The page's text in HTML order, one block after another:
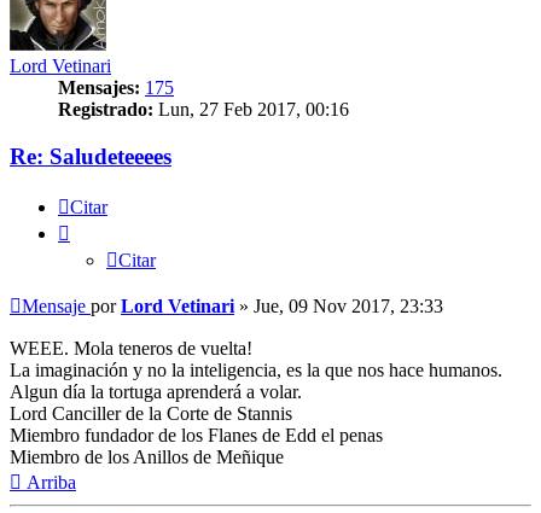
Lord Vetinari
Mensajes: 175
Registrado: Lun, 27 Feb 2017, 00:16
Re: Saludeteeees
Citar
Citar
Mensaje porLord Vetinari » Jue, 09 Nov 2017, 23:33
WEEE. Mola teneros de vuelta!
La imaginación y no la inteligencia, es la que nos hace humanos.
Algun día la tortuga aprenderá a volar.
Lord Canciller de la Corte de Stannis
Miembro fundador de los Flanes de Edd el penas
Miembro de los Anillos de Meñique
Arriba